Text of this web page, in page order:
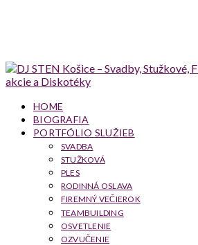
HOME
BIOGRAFIA
PORTFÓLIO SLUŽIEB
SVADBA
STUŽKOVÁ
PLES
RODINNÁ OSLAVA
FIREMNÝ VEČIEROK
TEAMBUILDING
OSVETLENIE
OZVUČENIE